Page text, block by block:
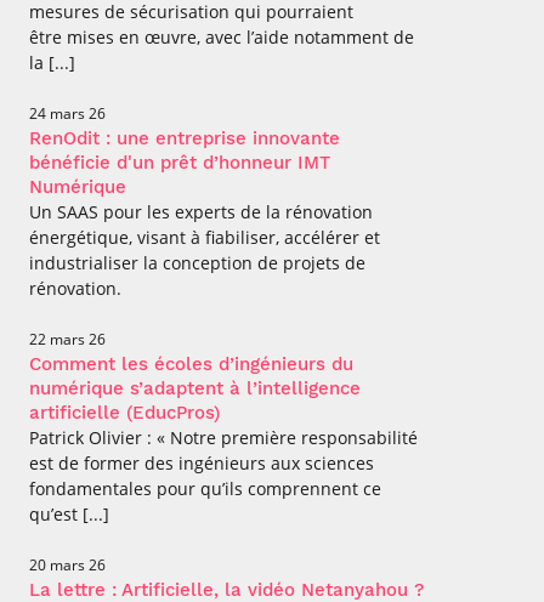
mesures de sécurisation qui pourraient
être mises en œuvre, avec l’aide notamment de
la [...]
24 mars 26
RenOdit : une entreprise innovante
bénéficie d'un prêt d’honneur IMT
Numérique
Un SAAS pour les experts de la rénovation
énergétique, visant à fiabiliser, accélérer et
industrialiser la conception de projets de
rénovation.
22 mars 26
Comment les écoles d’ingénieurs du
numérique s’adaptent à l’intelligence
artificielle (EducPros)
Patrick Olivier : « Notre première responsabilité
est de former des ingénieurs aux sciences
fondamentales pour qu’ils comprennent ce
qu’est [...]
20 mars 26
La lettre : Artificielle, la vidéo Netanyahou ?